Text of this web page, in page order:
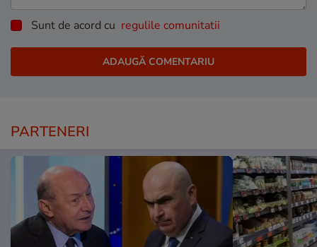
Sunt de acord cu regulile comunitatii
PARTENERI